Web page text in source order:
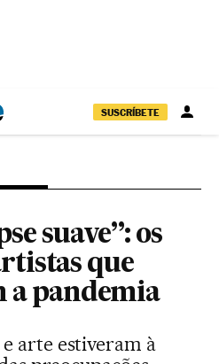
SUSCRÍBETE
suave”: os
que
pandemia
arte estiveram à